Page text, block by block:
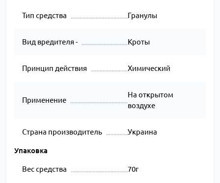
Тип средства Гранулы
Вид вредителя - Кроты
Принцип действия Химический
Применение
На открытом
воздухе
Страна производитель Украина
Упаковка
Вес средства 70г